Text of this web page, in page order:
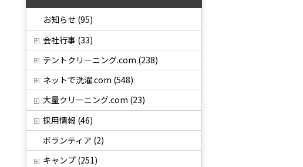
お知らせ (95)
会社行事 (33)
テントクリーニング.com (238)
ネットで洗濯.com (548)
大量クリーニング.com (23)
採用情報 (46)
ボランティア (2)
キャンプ (251)